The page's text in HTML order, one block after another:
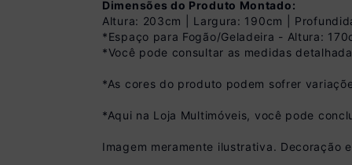
Pix
Dimensões do Produto Montado:
Altura: 203cm | Largura: 190cm |
*Espaço para Fogão/Geladeira - Altura:
*Você pode consultar as medidas
*As cores do produto podem sofrer
*Aqui na Loja Multimóveis, você pode
Imagem meramente ilustrativa. Decoração